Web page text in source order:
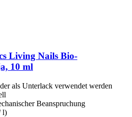
Living Nails Bio-​
10 ml
als Unterlack verwendet werden
Beanspruchung
l)